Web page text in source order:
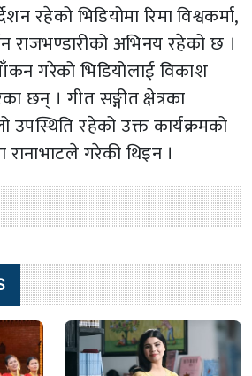
रहेको भिडियोमा रिमा विश्वकर्मा,
राजभण्डारीको अभिनय रहेको छ ।
गरेको भिडियोलाई विकाश
छन् । गीत सङ्गीत क्षेत्रका
उपस्थिति रहेको उक्त कार्यक्रमको
रानाभाटले गरेकी थिइन ।